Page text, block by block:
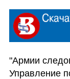
"Армии
Управление